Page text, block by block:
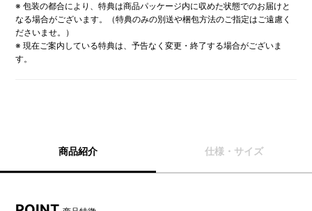
※ 包装の都合により、特典は商品パッケージ内に収めた状態でのお届けと
なる場合がございます。（特典のみの別送や梱包方法のご指定はご遠慮く
ださいませ。）
※ 現在ご案内している特典は、予告なく変更・終了する場合がございま
す。
商品紹介 仕様・サイズ